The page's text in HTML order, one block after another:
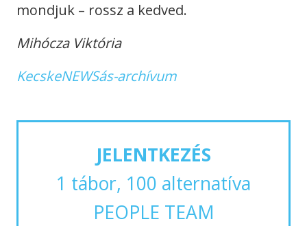
mondjuk – rossz a kedved.
Mihócza Viktória
KecskeNEWSás-archívum
JELENTKEZÉS
1 tábor, 100 alternatíva
PEOPLE TEAM